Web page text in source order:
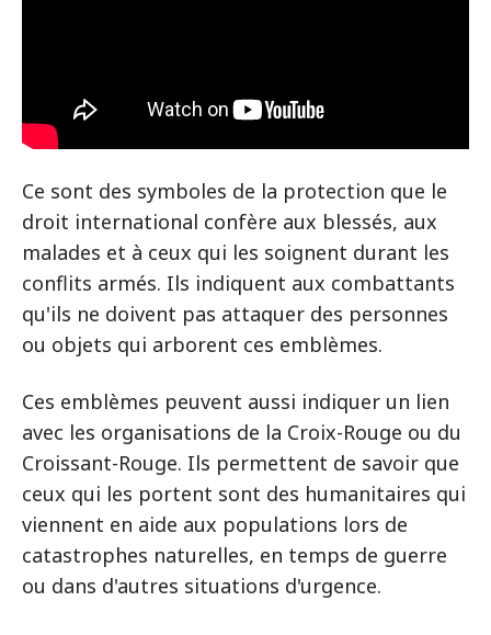
Ce sont des symboles de la protection que le
droit international confère aux blessés, aux
malades et à ceux qui les soignent durant les
conflits armés. Ils indiquent aux combattants
qu'ils ne doivent pas attaquer des personnes
ou objets qui arborent ces emblèmes.
Ces emblèmes peuvent aussi indiquer un lien
avec les organisations de la Croix-Rouge ou du
Croissant-Rouge. Ils permettent de savoir que
ceux qui les portent sont des humanitaires qui
viennent en aide aux populations lors de
catastrophes naturelles, en temps de guerre
ou dans d'autres situations d'urgence.